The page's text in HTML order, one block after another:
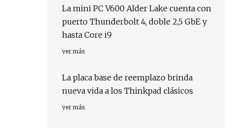
La mini PC V600 Alder Lake cuenta con
puerto Thunderbolt 4, doble 2,5 GbE y
hasta Core i9
ver más
La placa base de reemplazo brinda
nueva vida a los Thinkpad clásicos
ver más